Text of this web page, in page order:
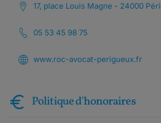
17, place Louis Magne - 24000
05 53 45 98 75
www.roc-avocat-perigueux.fr
Politique d'honoraires